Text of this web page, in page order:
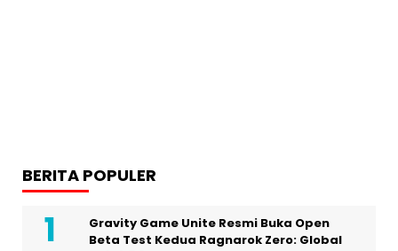
BERITA POPULER
Gravity Game Unite Resmi Buka Open
Beta Test Kedua Ragnarok Zero: Global